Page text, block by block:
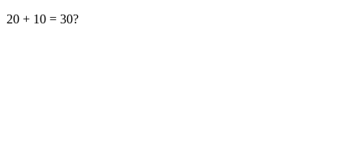
20 + 10 = 30?